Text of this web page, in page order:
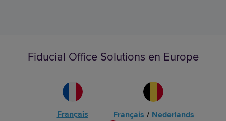
Fiducial Office Solutions en Europe
Français Français / Nederlands